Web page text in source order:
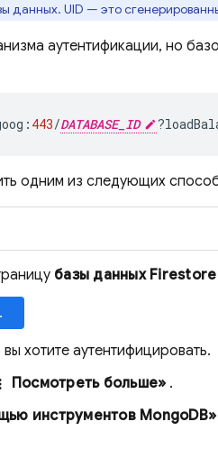
данных. UID — это
аутентификации, но
: 443/DATABASE_ID ?
одним из следующих
базы данных Firestore
хотите аутентифицировать.
Посмотреть больше» .
инструментов MongoDB»